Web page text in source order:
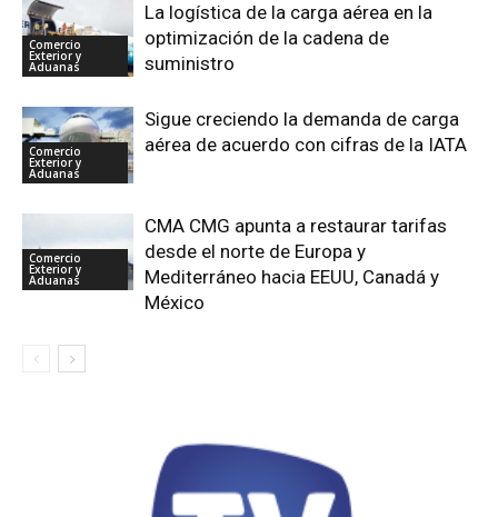
Comercio
Exterior y
Aduanas
La logística de la carga aérea en la
optimización de la cadena de
suministro
Comercio
Exterior y
Aduanas
Sigue creciendo la demanda de carga
aérea de acuerdo con cifras de la IATA
Comercio
Exterior y
Aduanas
CMA CMG apunta a restaurar tarifas
desde el norte de Europa y
Mediterráneo hacia EEUU, Canadá y
México